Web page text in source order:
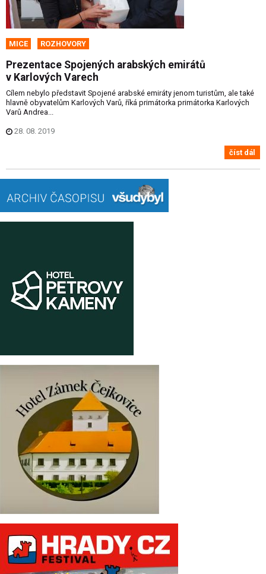
MICE ROZHOVORY
Prezentace Spojených arabských emirátů
v Karlových Varech
Cílem nebylo představit Spojené arabské emiráty jenom turistům, ale také
hlavně obyvatelům Karlových Varů, říká primátorka primátorka Karlových
Varů Andrea...
28. 08. 2019
číst dál